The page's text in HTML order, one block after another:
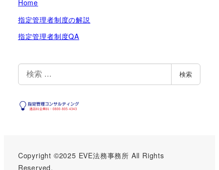
Home
指定管理者制度の解説
指定管理者制度QA
索
検索
Copyright ©2025 EVE法務事務所 All Rights
Reserved.